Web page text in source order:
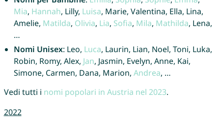
Mia, Hannah, Lilly, Luisa, Marie, Valentina, Ella, Lina,
Amelie, Matilda, Olivia, Lia, Sofia, Mila, Mathilda, Lena,
…
Nomi Unisex: Leo, Luca, Laurin, Lian, Noel, Toni, Luka,
Robin, Romy, Alex, Jan, Jasmin, Evelyn, Anne, Kai,
Simone, Carmen, Dana, Marion, Andrea, …
Vedi tutti i nomi popolari in Austria nel 2023.
2022